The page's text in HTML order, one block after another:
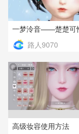
一梦泠音——楚楚可
路人9070
高级妆容使用方法